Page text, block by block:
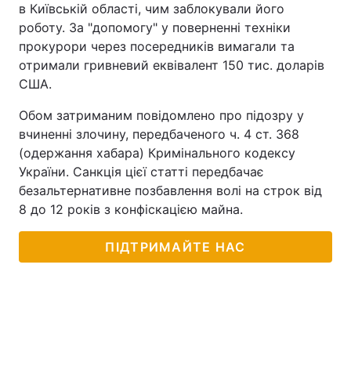
в Київській області, чим заблокували його
роботу. За "допомогу" у поверненні техніки
прокурори через посередників вимагали та
отримали гривневий еквівалент 150 тис. доларів
США.
Обом затриманим повідомлено про підозру у
вчиненні злочину, передбаченого ч. 4 ст. 368
(одержання хабара) Кримінального кодексу
України. Санкція цієї статті передбачає
безальтернативне позбавлення волі на строк від
8 до 12 років з конфіскацією майна.
ПІДТРИМАЙТЕ НАС